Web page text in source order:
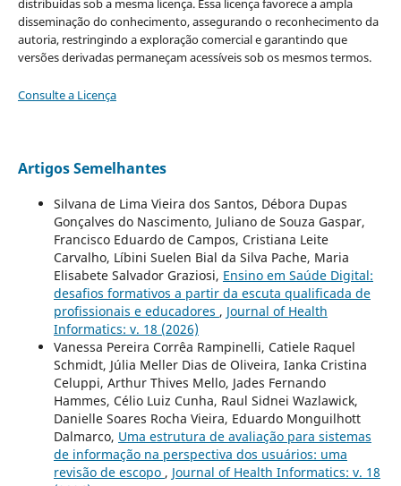
distribuídas sob a mesma licença. Essa licença favorece a ampla
disseminação do conhecimento, assegurando o reconhecimento da
autoria, restringindo a exploração comercial e garantindo que
versões derivadas permaneçam acessíveis sob os mesmos termos.
Consulte a Licença
Artigos Semelhantes
Silvana de Lima Vieira dos Santos, Débora Dupas
Gonçalves do Nascimento, Juliano de Souza Gaspar,
Francisco Eduardo de Campos, Cristiana Leite
Carvalho, Líbini Suelen Bial da Silva Pache, Maria
Elisabete Salvador Graziosi, Ensino em Saúde Digital:
desafios formativos a partir da escuta qualificada de
profissionais e educadores , Journal of Health
Informatics: v. 18 (2026)
Vanessa Pereira Corrêa Rampinelli, Catiele Raquel
Schmidt, Júlia Meller Dias de Oliveira, Ianka Cristina
Celuppi, Arthur Thives Mello, Jades Fernando
Hammes, Célio Luiz Cunha, Raul Sidnei Wazlawick,
Danielle Soares Rocha Vieira, Eduardo Monguilhott
Dalmarco, Uma estrutura de avaliação para sistemas
de informação na perspectiva dos usuários: uma
revisão de escopo , Journal of Health Informatics: v. 18